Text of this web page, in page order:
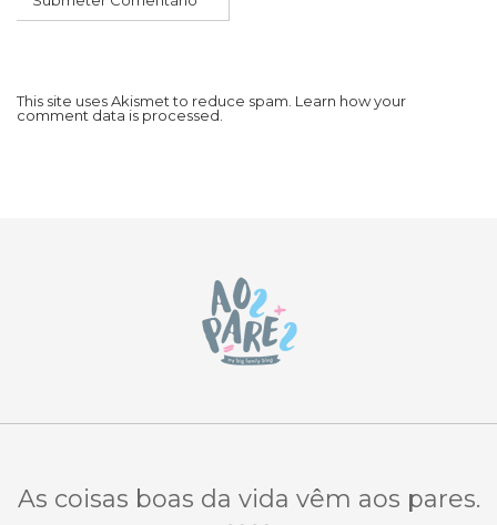
This site uses Akismet to reduce spam. Learn how your
comment data is processed.
As coisas boas da vida vêm aos pares.